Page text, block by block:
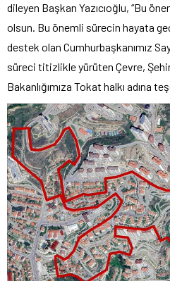
dileyen Başkan Yazıcıoğlu, “Bu
olsun. Bu önemli sürecin hayata
destek olan Cumhurbaşkanımız
süreci titizlikle yürüten Çevre,
Bakanlığımıza Tokat halkı adına